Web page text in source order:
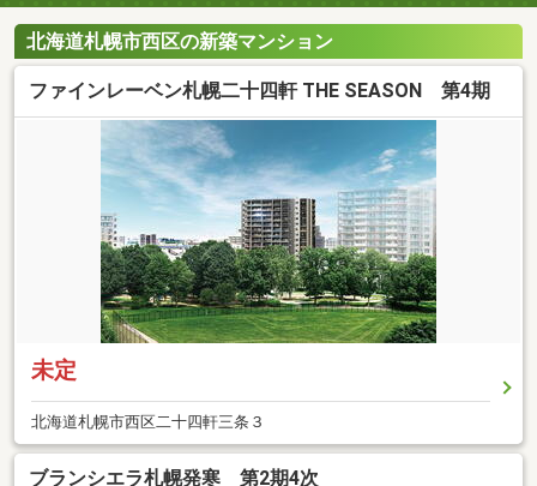
北海道札幌市西区の新築マンション
ファインレーベン札幌二十四軒 THE SEASON 第4期
未定
北海道札幌市西区二十四軒三条３
ブランシエラ札幌発寒 第2期4次